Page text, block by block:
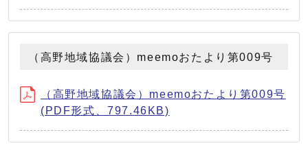
（高野地域協議会）meemoおたより第009号
（高野地域協議会）meemoおたより第009号
(PDF形式、797.46KB)